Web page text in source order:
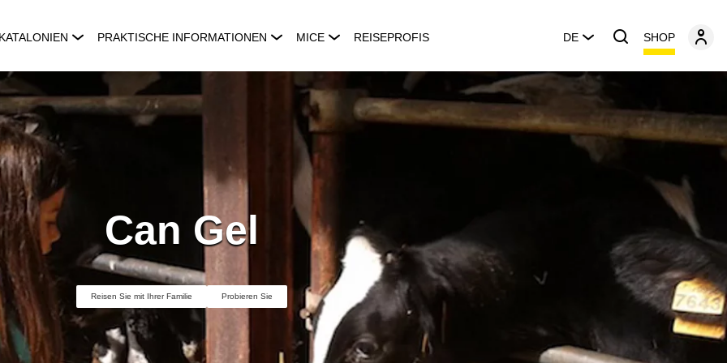
PRAKTISCHE INFORMATIONEN MICE REISEPROFIS DE SHOP
Can Gel
Reisen Sie mit Ihrer Familie Probieren Sie